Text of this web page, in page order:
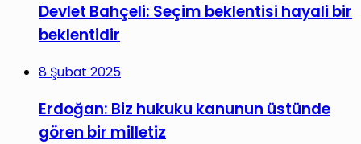
Devlet Bahçeli: Seçim beklentisi hayali bir
beklentidir
8 Şubat 2025
Erdoğan: Biz hukuku kanunun üstünde
gören bir milletiz